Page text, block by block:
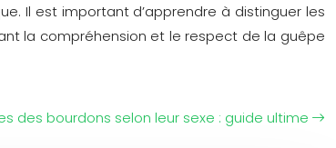
Il est important d’apprendre à distinguer les
la compréhension et le respect de la guêpe
des bourdons selon leur sexe : guide ultime